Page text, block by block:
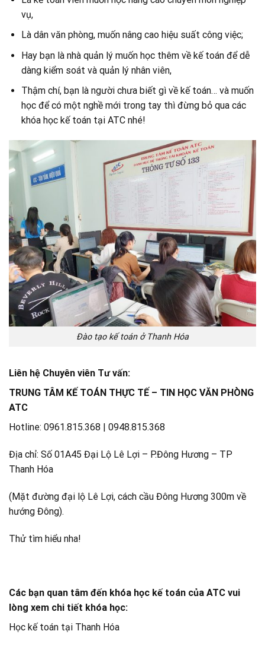
vụ,
Là dân văn phòng, muốn nâng cao hiệu suất công việc;
Hay bạn là nhà quản lý muốn học thêm về kế toán để dễ
dàng kiểm soát và quản lý nhân viên,
Thậm chí, bạn là người chưa biết gì về kế toán… và muốn
học để có một nghề mới trong tay thì đừng bỏ qua các
khóa học kế toán tại ATC nhé!
Đào tạo kế toán ở Thanh Hóa
Liên hệ Chuyên viên Tư vấn:
TRUNG TÂM KẾ TOÁN THỰC TẾ – TIN HỌC VĂN PHÒNG
ATC
Hotline: 0961.815.368 | 0948.815.368
Địa chỉ: Số 01A45 Đại Lộ Lê Lợi – P.Đông Hương – TP
Thanh Hóa
(Mặt đường đại lộ Lê Lợi, cách cầu Đông Hương 300m về
hướng Đông).
Thử tìm hiểu nha!
Các bạn quan tâm đến khóa học kế toán của ATC vui
lòng xem chi tiết khóa học:
Học kế toán tại Thanh Hóa